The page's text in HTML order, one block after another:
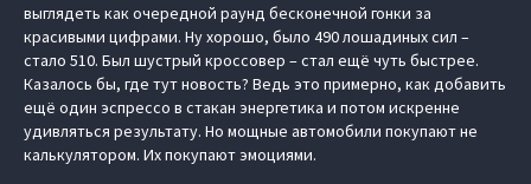
выглядеть как очередной раунд бесконечной гонки за
красивыми цифрами. Ну хорошо, было 490 лошадиных сил –
стало 510. Был шустрый кроссовер – стал ещё чуть быстрее.
Казалось бы, где тут новость? Ведь это примерно, как добавить
ещё один эспрессо в стакан энергетика и потом искренне
удивляться результату. Но мощные автомобили покупают не
калькулятором. Их покупают эмоциями.